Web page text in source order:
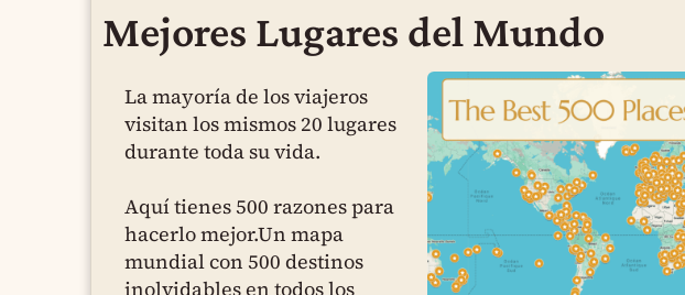
Mejores Lugares del Mundo
La mayoría de los viajeros
visitan los mismos 20 lugares
durante toda su vida.
Aquí tienes 500 razones para
hacerlo mejor.Un mapa
mundial con 500 destinos
inolvidables en todos los